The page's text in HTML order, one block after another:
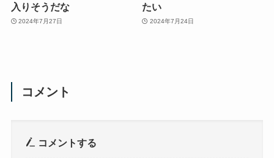
入りそうだな
2024年7月27日
たい
2024年7月24日
コメント
コメントする